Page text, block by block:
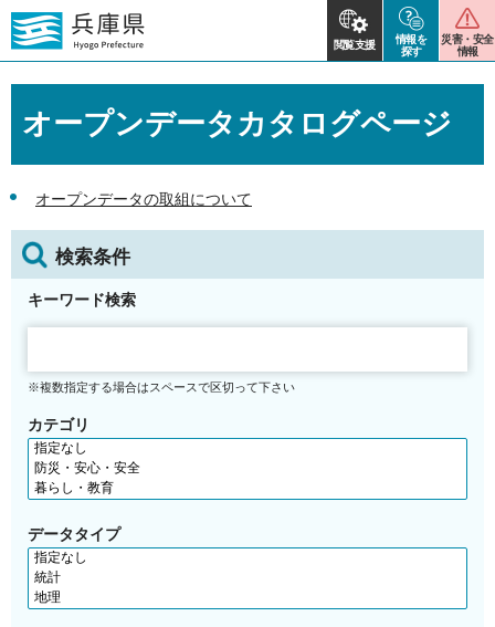
閲覧支援
情報を
探す
災害・安全
情報
オープンデータカタログページ
オープンデータの取組について
検索条件
キーワード検索
※複数指定する場合はスペースで区切って下さい
カテゴリ
データタイプ